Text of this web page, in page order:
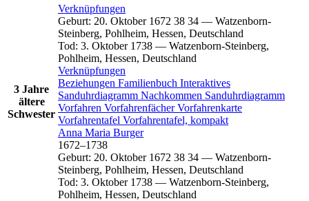
3 Jahre
ältere
Schwester
Verknüpfungen
Geburt: 20. Oktober 1672 38 34 — Watzenborn-
Steinberg, Pohlheim, Hessen, Deutschland
Tod: 3. Oktober 1738 — Watzenborn-Steinberg,
Pohlheim, Hessen, Deutschland
Verknüpfungen
Beziehungen Familienbuch Interaktives
Sanduhrdiagramm Nachkommen Sanduhrdiagramm
Vorfahren VorfahrenfächerVorfahrenkarte
Vorfahrentafel Vorfahrentafel, kompakt
Anna Maria Burger
1672–1738
Geburt: 20. Oktober 1672 38 34 — Watzenborn-
Steinberg, Pohlheim, Hessen, Deutschland
Tod: 3. Oktober 1738 — Watzenborn-Steinberg,
Pohlheim, Hessen, Deutschland